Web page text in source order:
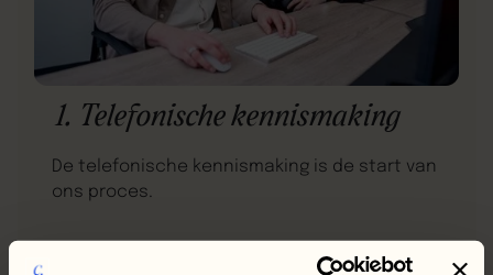
1. Telefonische kennismaking
De telefonische kennismaking is de start van
ons proces.